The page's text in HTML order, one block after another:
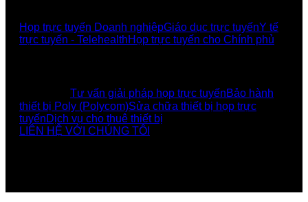
Họp trực tuyến Doanh nghiệpGiáo dục trực tuyếnY tế
trực tuyến - TelehealthHọp trực tuyến cho Chính phủ
Tư vấn giải pháp họp trực tuyếnBảo hành
thiết bị Poly (Polycom)Sửa chữa thiết bị họp trực
tuyếnDịch vụ cho thuê thiết bị
LIÊN HỆ VỚI CHÚNG TÔI